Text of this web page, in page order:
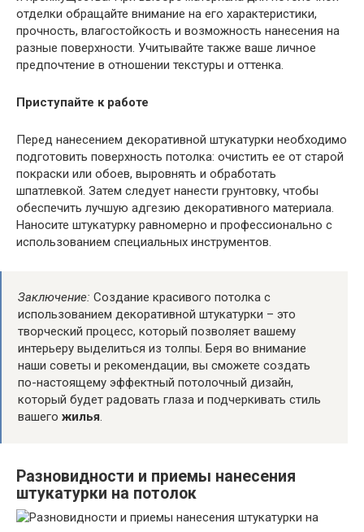
отделки обращайте внимание на его характеристики,
прочность, влагостойкость и возможность нанесения на
разные поверхности. Учитывайте также ваше личное
предпочтение в отношении текстуры и оттенка.
Приступайте к работе
Перед нанесением декоративной штукатурки необходимо
подготовить поверхность потолка: очистить ее от старой
покраски или обоев, выровнять и обработать
шпатлевкой. Затем следует нанести грунтовку, чтобы
обеспечить лучшую адгезию декоративного материала.
Наносите штукатурку равномерно и профессионально с
использованием специальных инструментов.
Заключение: Создание красивого потолка с
использованием декоративной штукатурки – это
творческий процесс, который позволяет вашему
интерьеру выделиться из толпы. Беря во внимание
наши советы и рекомендации, вы сможете создать
по-настоящему эффектный потолочный дизайн,
который будет радовать глаза и подчеркивать стиль
вашего жилья.
Разновидности и приемы нанесения
штукатурки на потолок